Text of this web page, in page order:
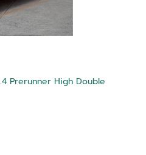
Prerunner High Double